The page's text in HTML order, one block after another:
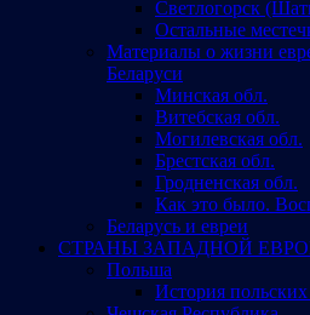
Светлогорск
Остальные
Материалы о жизни
Беларуси
Минская обл.
Витебская обл.
Могилевская обл.
Брестская обл.
Гродненская обл.
Как это было.
Беларусь и евреи
СТРАНЫ ЗАПАДНОЙ
Польша
История польских